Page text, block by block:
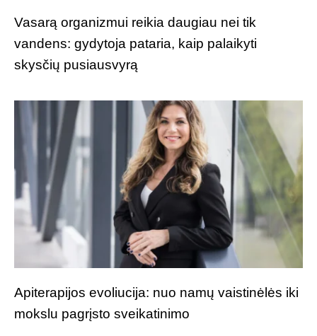
Vasarą organizmui reikia daugiau nei tik
vandens: gydytoja pataria, kaip palaikyti
skysčių pusiausvyrą
Apiterapijos evoliucija: nuo namų vaistinėlės iki
mokslu pagrįsto sveikatinimo